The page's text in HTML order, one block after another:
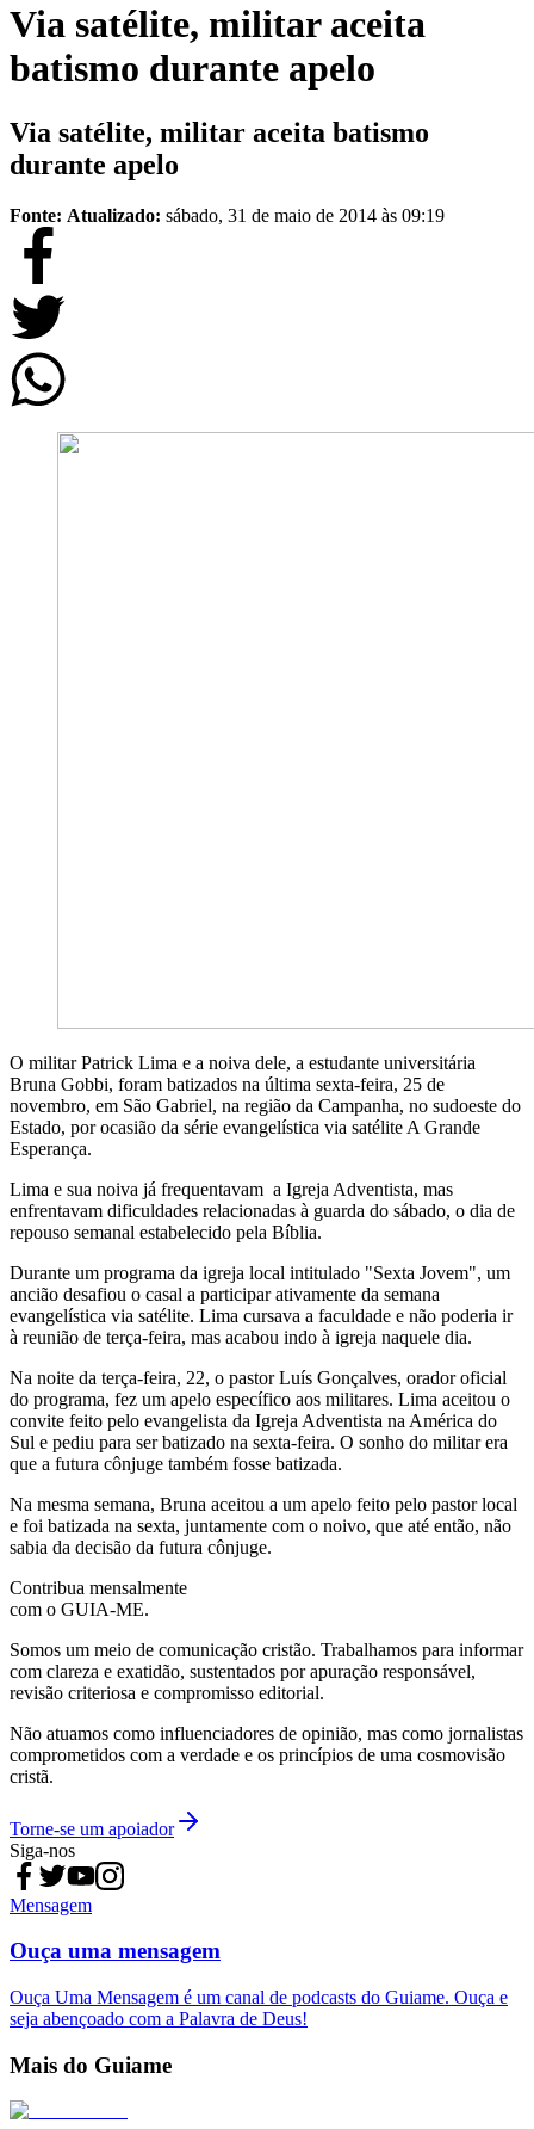
Via satélite, militar aceita
batismo durante apelo
Via satélite, militar aceita batismo
durante apelo
Fonte: Atualizado: sábado, 31 de maio de 2014 às 09:19
O militar Patrick Lima e a noiva dele, a estudante universitária
Bruna Gobbi, foram batizados na última sexta-feira, 25 de
novembro, em São Gabriel, na região da Campanha, no sudoeste do
Estado, por ocasião da série evangelística via satélite A Grande
Esperança.
Lima e sua noiva já frequentavam a Igreja Adventista, mas
enfrentavam dificuldades relacionadas à guarda do sábado, o dia de
repouso semanal estabelecido pela Bíblia.
Durante um programa da igreja local intitulado "Sexta Jovem", um
ancião desafiou o casal a participar ativamente da semana
evangelística via satélite. Lima cursava a faculdade e não poderia ir
à reunião de terça-feira, mas acabou indo à igreja naquele dia.
Na noite da terça-feira, 22, o pastor Luís Gonçalves, orador oficial
do programa, fez um apelo específico aos militares. Lima aceitou o
convite feito pelo evangelista da Igreja Adventista na América do
Sul e pediu para ser batizado na sexta-feira. O sonho do militar era
que a futura cônjuge também fosse batizada.
Na mesma semana, Bruna aceitou a um apelo feito pelo pastor local
e foi batizada na sexta, juntamente com o noivo, que até então, não
sabia da decisão da futura cônjuge.
Contribua mensalmente
com o GUIA-ME.
Somos um meio de comunicação cristão. Trabalhamos para informar
com clareza e exatidão, sustentados por apuração responsável,
revisão criteriosa e compromisso editorial.
Não atuamos como influenciadores de opinião, mas como jornalistas
comprometidos com a verdade e os princípios de uma cosmovisão
cristã.
Torne-se um apoiador
Siga-nos
Mensagem
Ouça uma mensagem
Ouça Uma Mensagem é um canal de podcasts do Guiame. Ouça e
seja abençoado com a Palavra de Deus!
Mais do Guiame